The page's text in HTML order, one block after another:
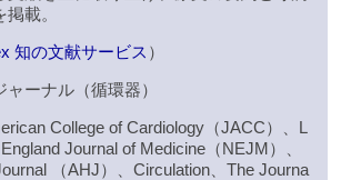
載。
知の文献サービス ）
ーナル（循環器）
College of Cardiology（JACC）、L
Journal of Medicine（NEJM）、
（AHJ）、Circulation、The Journa